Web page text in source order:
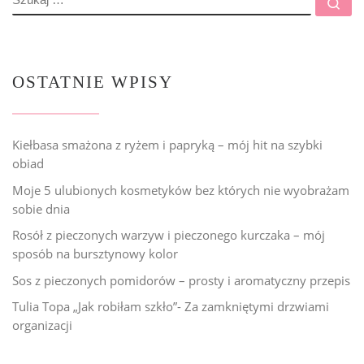
OSTATNIE WPISY
Kiełbasa smażona z ryżem i papryką – mój hit na szybki
obiad
Moje 5 ulubionych kosmetyków bez których nie wyobrażam
sobie dnia
Rosół z pieczonych warzyw i pieczonego kurczaka – mój
sposób na bursztynowy kolor
Sos z pieczonych pomidorów – prosty i aromatyczny przepis
Tulia Topa „Jak robiłam szkło”- Za zamkniętymi drzwiami
organizacji